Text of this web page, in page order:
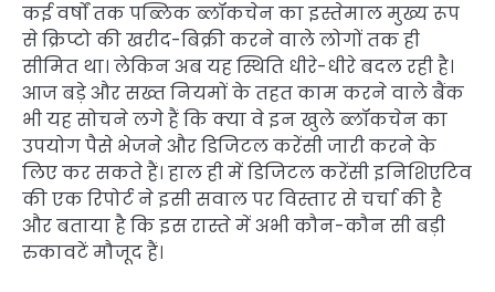
कई वर्षों तक पब्लिक ब्लॉकचेन का इस्तेमाल मुख्य रूप
से क्रिप्टो की खरीद-बिक्री करने वाले लोगों तक ही
सीमित था। लेकिन अब यह स्थिति धीरे-धीरे बदल रही है।
आज बड़े और सख्त नियमों के तहत काम करने वाले बैंक
भी यह सोचने लगे हैं कि क्या वे इन खुले ब्लॉकचेन का
उपयोग पैसे भेजने और डिजिटल करेंसी जारी करने के
लिए कर सकते हैं। हाल ही में डिजिटल करेंसी इनिशिएटिव
की एक रिपोर्ट ने इसी सवाल पर विस्तार से चर्चा की है
और बताया है कि इस रास्ते में अभी कौन-कौन सी बड़ी
रुकावटें मौजूद हैं।